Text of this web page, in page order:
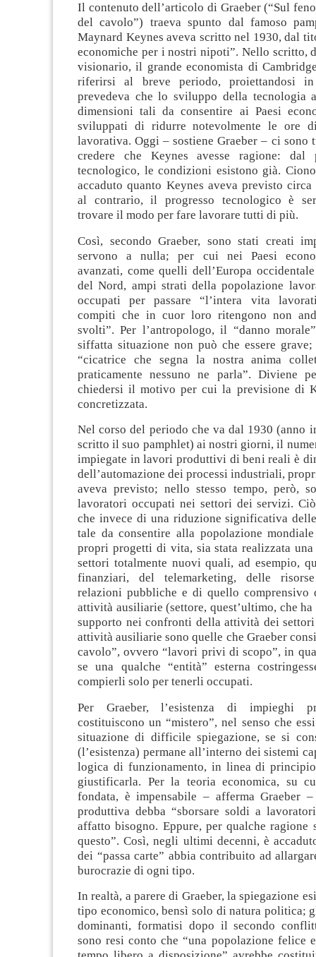
Il contenuto dell’articolo di Graeber (“Sul
del cavolo”) traeva spunto dal famoso
Maynard Keynes aveva scritto nel 1930, dal
economiche per i nostri nipoti”. Nello scritto,
visionario, il grande economista di
riferirsi al breve periodo, proiettandosi
prevedeva che lo sviluppo della tecnologia
dimensioni tali da consentire ai Paesi
sviluppati di ridurre notevolmente le ore
lavorativa. Oggi – sostiene Graeber – ci
credere che Keynes avesse ragione:
tecnologico, le condizioni esistono già.
accaduto quanto Keynes aveva previsto
al contrario, il progresso tecnologico è
trovare il modo per fare lavorare tutti di più.
Così, secondo Graeber, sono stati creati
servono a nulla; per cui nei Paesi
avanzati, come quelli dell’Europa
del Nord, ampi strati della popolazione
occupati per passare “l’intera vita
compiti che in cuor loro ritengono non
svolti”. Per l’antropologo, il “danno
siffatta situazione non può che essere
“cicatrice che segna la nostra anima
praticamente nessuno ne parla”. Diviene
chiedersi il motivo per cui la previsione di
concretizzata.
Nel corso del periodo che va dal 1930 (anno
scritto il suo pamphlet) ai nostri giorni, il
impiegate in lavori produttivi di beni reali è
dell’automazione dei processi industriali,
aveva previsto; nello stesso tempo, però,
lavoratori occupati nei settori dei servizi.
che invece di una riduzione significativa
tale da consentire alla popolazione
propri progetti di vita, sia stata realizzata
settori totalmente nuovi quali, ad esempio,
finanziari, del telemarketing, delle
relazioni pubbliche e di quello comprensivo
attività ausiliarie (settore, quest’ultimo, che
supporto nei confronti della attività dei
attività ausiliarie sono quelle che Graeber
cavolo”, ovvero “lavori privi di scopo”, in
se una qualche “entità” esterna
compierli solo per tenerli occupati.
Per Graeber, l’esistenza di impieghi
costituiscono un “mistero”, nel senso che
situazione di difficile spiegazione, se si
(l’esistenza) permane all’interno dei sistemi
logica di funzionamento, in linea di
giustificarla. Per la teoria economica, su
fondata, è impensabile – afferma Graeber
produttiva debba “sborsare soldi a
affatto bisogno. Eppure, per qualche ragione
questo”. Così, negli ultimi decenni, è
dei “passa carte” abbia contribuito ad
burocrazie di ogni tipo.
In realtà, a parere di Graeber, la spiegazione
tipo economico, bensì solo di natura politica;
dominanti, formatisi dopo il secondo
sono resi conto che “una popolazione felice